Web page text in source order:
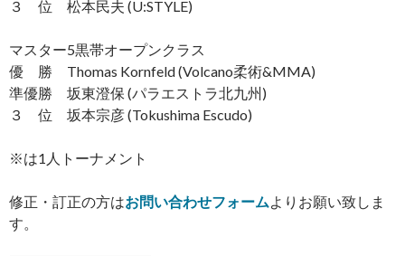
３ 位 松本民夫 (U:STYLE)
マスター5黒帯オープンクラス
優 勝 Thomas Kornfeld (Volcano柔術&MMA)
準優勝 坂東澄保 (パラエストラ北九州)
３ 位 坂本宗彦 (Tokushima Escudo)
※は1人トーナメント
修正・訂正の方はお問い合わせフォーム よりお願い致しま
す。